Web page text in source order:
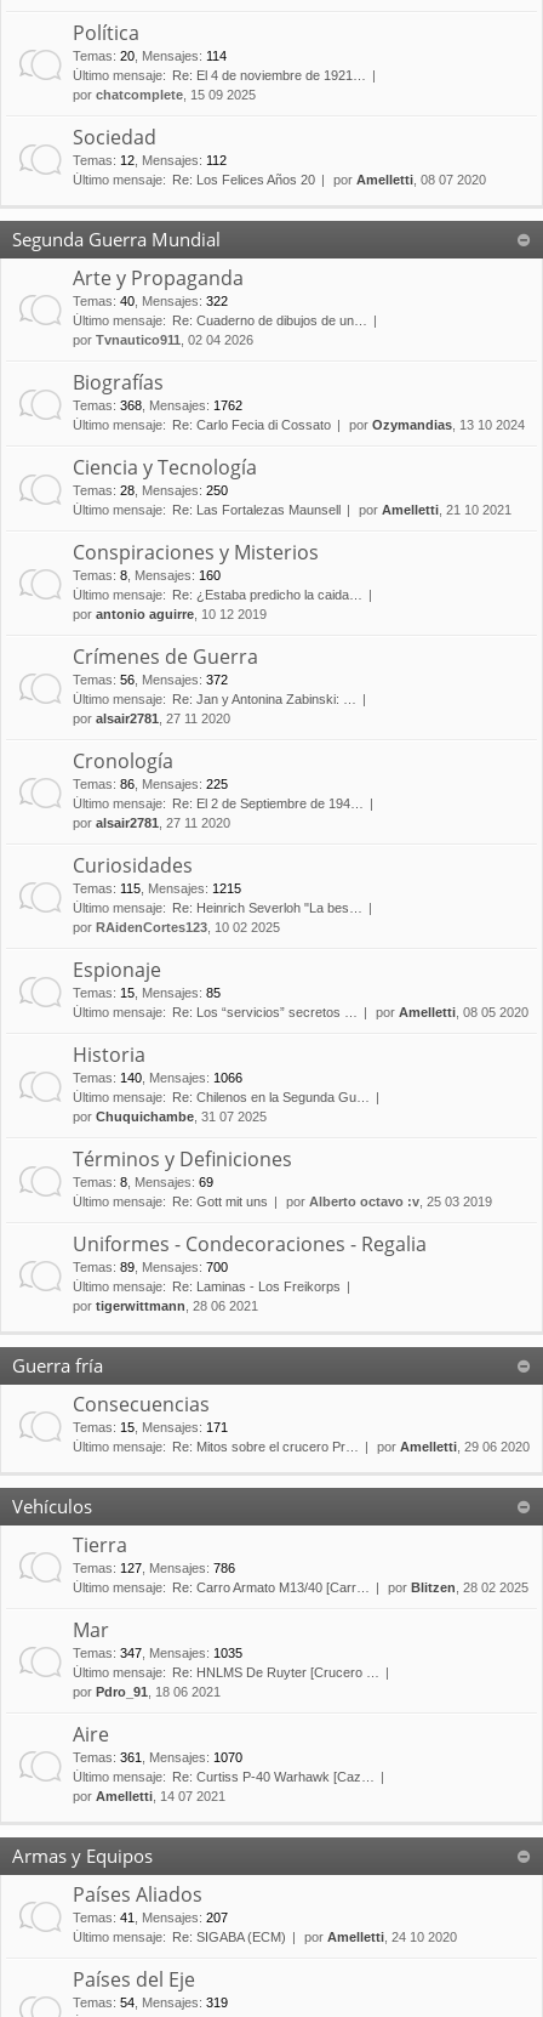
Política
Temas: 20 Mensajes: 114
Último mensaje:
Re: El 4 de noviembre de 1921…
por chatcomplete , 15 09 2025
Sociedad
Temas: 12 Mensajes: 112
Último mensaje:
Re: Los Felices Años 20 por Amelletti , 08 07 2020
Segunda Guerra Mundial
Arte y Propaganda
Temas: 40 Mensajes: 322
Último mensaje:
Re: Cuaderno de dibujos de un…
por Tvnautico911 , 02 04 2026
Biografías
Temas: 368 Mensajes: 1762
Último mensaje:
Re: Carlo Fecia di Cossato por Ozymandias , 13 10 2024
Ciencia y Tecnología
Temas: 28 Mensajes: 250
Último mensaje:
Re: Las Fortalezas Maunsell por Amelletti , 21 10 2021
Conspiraciones y Misterios
Temas: 8 Mensajes: 160
Último mensaje:
Re: ¿Estaba predicho la caida…
por antonio aguirre , 10 12 2019
Crímenes de Guerra
Temas: 56 Mensajes: 372
Último mensaje:
Re: Jan y Antonina Zabinski: …
por alsair2781 , 27 11 2020
Cronología
Temas: 86 Mensajes: 225
Último mensaje:
Re: El 2 de Septiembre de 194…
por alsair2781 , 27 11 2020
Curiosidades
Temas: 115 Mensajes: 1215
Último mensaje:
Re: Heinrich Severloh "La bes…
por RAidenCortes123 , 10 02 2025
Espionaje
Temas: 15 Mensajes: 85
Último mensaje:
Re: Los “servicios” secretos … por Amelletti , 08 05 2020
Historia
Temas: 140 Mensajes: 1066
Último mensaje:
Re: Chilenos en la Segunda Gu…
por Chuquichambe , 31 07 2025
Términos y Definiciones
Temas: 8 Mensajes: 69
Último mensaje:
Re: Gott mit uns por Alberto octavo :v , 25 03 2019
Uniformes - Condecoraciones - Regalia
Temas: 89 Mensajes: 700
Último mensaje:
Re: Laminas - Los Freikorps
por tigerwittmann , 28 06 2021
Guerra fría
Consecuencias
Temas: 15 Mensajes: 171
Último mensaje:
Re: Mitos sobre el crucero Pr… por Amelletti , 29 06 2020
Vehículos
Tierra
Temas: 127 Mensajes: 786
Último mensaje:
Re: Carro Armato M13/40 [Carr… por Blitzen , 28 02 2025
Mar
Temas: 347 Mensajes: 1035
Último mensaje:
Re: HNLMS De Ruyter [Crucero …
por Pdro_91 , 18 06 2021
Aire
Temas: 361 Mensajes: 1070
Último mensaje:
Re: Curtiss P-40 Warhawk [Caz…
por Amelletti , 14 07 2021
Armas y Equipos
Países Aliados
Temas: 41 Mensajes: 207
Último mensaje:
Re: SIGABA (ECM) por Amelletti , 24 10 2020
Países del Eje
Temas: 54 Mensajes: 319